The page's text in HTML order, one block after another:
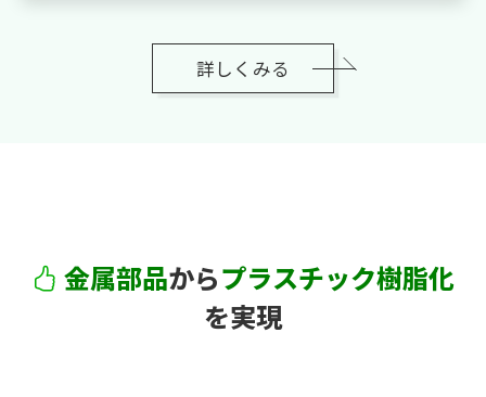
詳しくみる
金属部品からプラスチック樹脂化
を実現